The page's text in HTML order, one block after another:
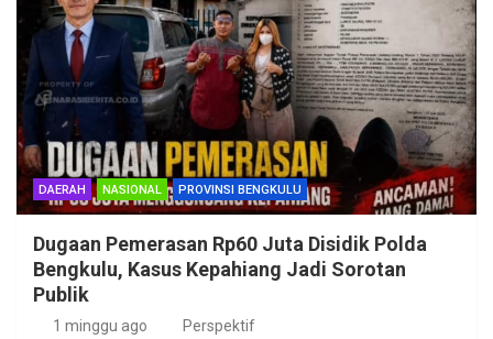
DAERAH NASIONAL PROVINSI BENGKULU
Dugaan Pemerasan Rp60 Juta Disidik Polda
Bengkulu, Kasus Kepahiang Jadi Sorotan
Publik
1 minggu ago Perspektif